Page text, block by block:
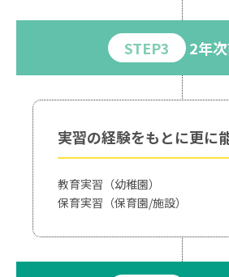
STEP3 2年
実習の経験をもとに更に
教育実習（幼稚園）
保育実習（保育園/施設）